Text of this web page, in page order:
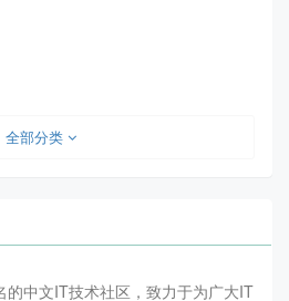
全部分类
的中文IT技术社区，致力于为广大IT